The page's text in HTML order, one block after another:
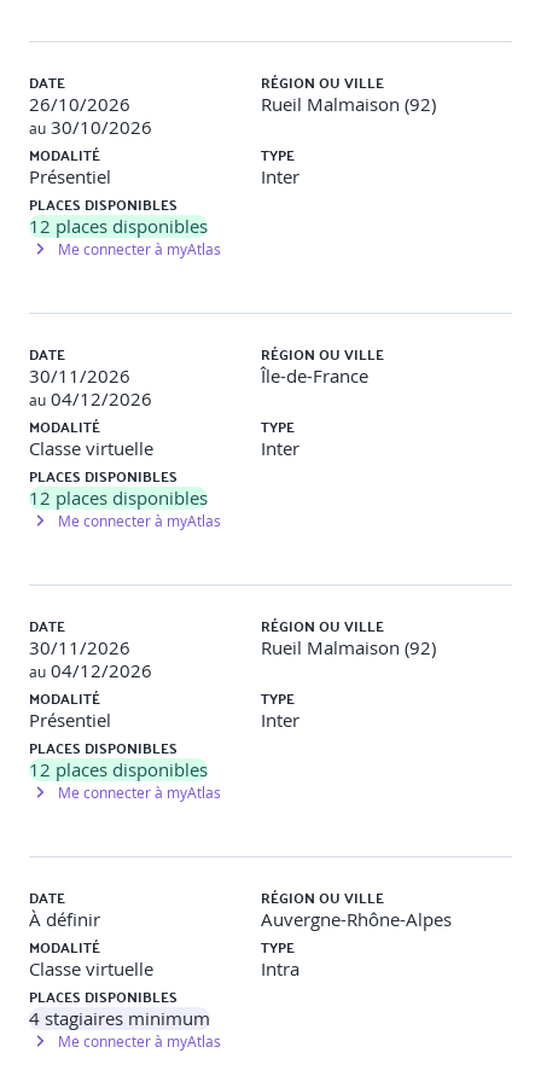
Pont NSX
Décrire la fonction du pontage logique
Discuter des cas d'utilisation du pontage logique
Comparer les solutions de routage et de pontage
Expliquer les composants du pontage logique
Créer des clusters et des profils de pont
Pare-feu NSX
Décrire l'architecture, les composants et la fonction
du pare-feu distribué
Configurer les sections et les règles du pare-feu
distribué
Configurer le pare-feu distribué sur le VDS
Décrire l'architecture, les composants et la fonction
du pare-feu de la passerelle
Configurer les sections et les règles du pare-feu de la
passerelle
Expliquer NSX IDS/IPS et ses cas d'utilisation
Configurer NSX IDS/IPS
Déployer la plate-forme d'application NSX
Identifier les composants et l'architecture de NSX
Malware Prevention
Configurer NSX Malware Prevention pour le trafic est-
ouest et nord-sud
Décrire les cas d'utilisation et l'architecture de
Identifier les composants et l'architecture de VMware
Utiliser NSX Network Detection and Response pour
analyser les événements liés au trafic réseau
Services NSX
Expliquer et configurer la traduction d'adresses
réseau (NAT)
DATE
26/10/2026
au 30/10/2026
RÉGION OU VILLE
Rueil Malmaison (92)
MODALITÉ
Présentiel
TYPE
Inter
PLACES DISPONIBLES
12 places disponibles
Me connecter à myAtlas
DATE
30/11/2026
au 04/12/2026
RÉGION OU VILLE
Île-de-France
MODALITÉ
Classe virtuelle
TYPE
Inter
PLACES DISPONIBLES
12 places disponibles
Me connecter à myAtlas
DATE
30/11/2026
au 04/12/2026
RÉGION OU VILLE
Rueil Malmaison (92)
MODALITÉ
Présentiel
TYPE
Inter
PLACES DISPONIBLES
12 places disponibles
Me connecter à myAtlas
DATE
À définir
RÉGION OU VILLE
Auvergne-Rhône-Alpes
MODALITÉ
Classe virtuelle
TYPE
Intra
PLACES DISPONIBLES
4 stagiaires minimum
Me connecter à myAtlas